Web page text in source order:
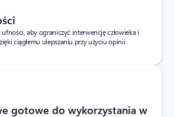
ufności, aby ograniczyć interwencję człowieka i
ciągłemu ulepszaniu przy użyciu opinii
gotowe do wykorzystania w